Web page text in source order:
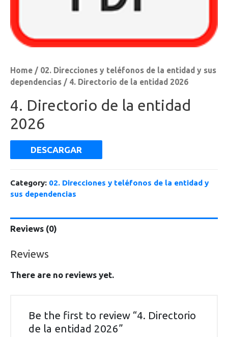
Home / 02. Direcciones y teléfonos de la entidad y sus
dependencias / 4. Directorio de la entidad 2026
4. Directorio de la entidad
2026
DESCARGAR
Category: 02. Direcciones y teléfonos de la entidad y
sus dependencias
Reviews (0)
Reviews
There are no reviews yet.
Be the first to review “4. Directorio
de la entidad 2026”